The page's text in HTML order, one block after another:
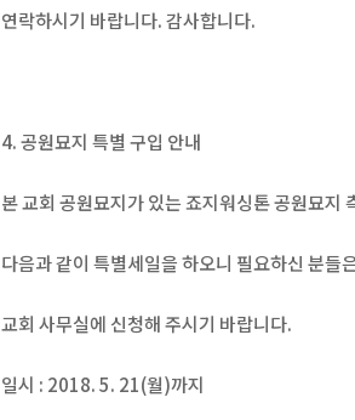
연락하시기 바랍니다. 감사합니다.
4. 공원묘지 특별 구입 안내
본 교회 공원묘지가 있는 죠지워싱톤 공원묘지
다음과 같이 특별세일을 하오니 필요하신 분들
교회 사무실에 신청해 주시기 바랍니다.
일시 : 2018. 5. 21(월)까지